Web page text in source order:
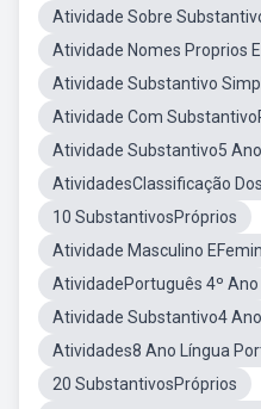
Atividade Sobre
Atividade Nomes Proprios
Atividade Substantivo
Atividade Com
Atividade Substantivo5 Ano
AtividadesClassificação
10 SubstantivosPróprios
Atividade Masculino
AtividadePortuguês 4º Ano
Atividade Substantivo4 Ano
Atividades8 Ano Língua
20 SubstantivosPróprios